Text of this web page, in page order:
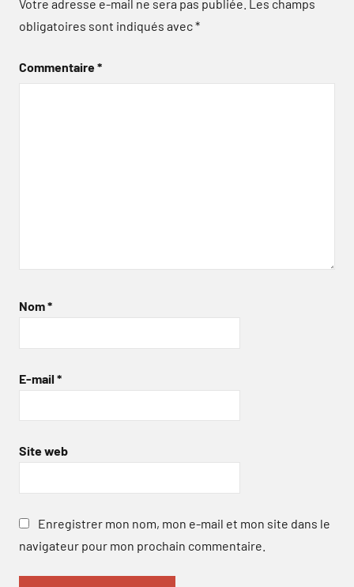
Votre adresse e-mail ne sera pas publiée.
Les champs
obligatoires sont indiqués avec*
Commentaire*
Nom*
E-mail *
Site web
Enregistrer mon nom, mon e-mail et mon site dans le
navigateur pour mon prochain commentaire.